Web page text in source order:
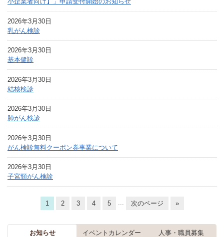
2026年3月30日
乳がん検診
2026年3月30日
基本健診
2026年3月30日
結核検診
2026年3月30日
肺がん検診
2026年3月30日
がん検診無料クーポン券事業について
2026年3月30日
子宮頸がん検診
1 2 3 4 5 次のページ »
お知らせ イベントカレンダー 人事・職員募集